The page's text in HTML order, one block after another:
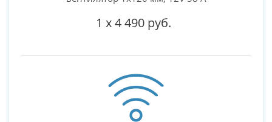
1 x4 490 руб.